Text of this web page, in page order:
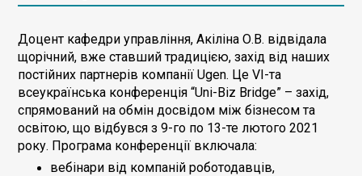
Доцент кафедри управління, Акіліна О.В. відвідала
щорічний, вже ставший традицією, захід від наших
постійних партнерів компанії Ugen. Це VІ-та
всеукраїнська конференція “Uni-Biz Bridge” – захід,
спрямований на обмін досвідом між бізнесом та
освітою, що відбувся з 9-го по 13-те лютого 2021
року. Програма конференції включала:
вебінари від компаній роботодавців,